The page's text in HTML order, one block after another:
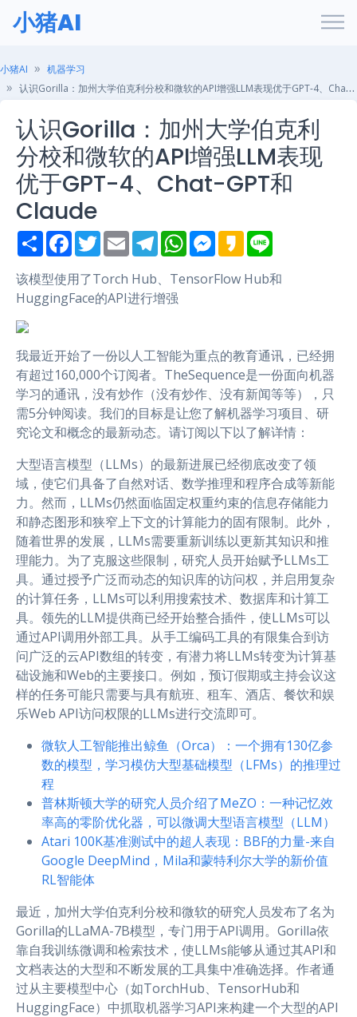
小猪AI
小猪AI
机器学习
认识Gorilla：加州大学伯克利分校和微软的API增强LLM表现优于GPT-4、Chat-GPT和Claude
认识Gorilla：加州大学伯克利
分校和微软的API增强LLM表现
优于GPT-4、Chat-GPT和
Claude
S
h
r
e
F
a
e
b
o
T
w
t
t
e
E
m
l
T
e
g
r
W
h
t
s
M
e
s
e
K
a
a
o
e
该模型使用了Torch Hub、TensorFlow Hub和
HuggingFace的API进行增强
我最近开始了一份以人工智能为重点的教育通讯，已经拥
有超过160,000个订阅者。TheSequence是一份面向机器
学习的通讯，没有炒作（没有炒作、没有新闻等等），只
需5分钟阅读。我们的目标是让您了解机器学习项目、研
究论文和概念的最新动态。请订阅以下以了解详情：
大型语言模型（LLMs）的最新进展已经彻底改变了领
域，使它们具备了自然对话、数学推理和程序合成等新能
力。然而，LLMs仍然面临固定权重约束的信息存储能力
和静态图形和狭窄上下文的计算能力的固有限制。此外，
随着世界的发展，LLMs需要重新训练以更新其知识和推
理能力。为了克服这些限制，研究人员开始赋予LLMs工
具。通过授予广泛而动态的知识库的访问权，并启用复杂
的计算任务，LLMs可以利用搜索技术、数据库和计算工
具。领先的LLM提供商已经开始整合插件，使LLMs可以
通过API调用外部工具。从手工编码工具的有限集合到访
问广泛的云API数组的转变，有潜力将LLMs转变为计算基
础设施和Web的主要接口。例如，预订假期或主持会议这
样的任务可能只需要与具有航班、租车、酒店、餐饮和娱
乐Web API访问权限的LLMs进行交流即可。
微软人工智能推出鲸鱼（Orca）：一个拥有130亿参
数的模型，学习模仿大型基础模型（LFMs）的推理过
程
普林斯顿大学的研究人员介绍了MeZO：一种记忆效
率高的零阶优化器，可以微调大型语言模型（LLM）
Atari 100K基准测试中的超人表现：BBF的力量-来自
Google DeepMind，Mila和蒙特利尔大学的新价值
RL智能体
最近，加州大学伯克利分校和微软的研究人员发布了名为
Gorilla的LLaMA-7B模型，专门用于API调用。Gorilla依
靠自我训练微调和检索技术，使LLMs能够从通过其API和
文档表达的大型和不断发展的工具集中准确选择。作者通
过从主要模型中心（如TorchHub、TensorHub和
HuggingFace）中抓取机器学习API来构建一个大型的API